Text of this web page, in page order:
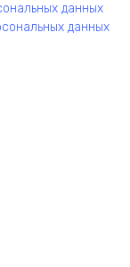
данных
данных